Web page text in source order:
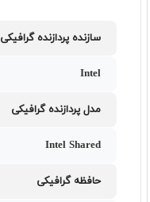
سازنده پردازنده گرافیکی
Intel
مدل پردازنده گرافیکی
Intel Shared
حافظه گرافیکی